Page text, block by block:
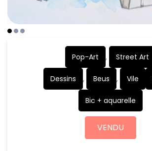
Pop-Art , Street Art
Dessins , Beus , Vile
Bic + aquarelle
VENDU